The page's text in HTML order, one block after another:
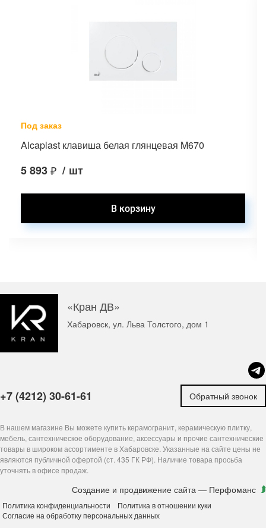
Под заказ
Alcaplast клавиша белая глянцевая M670
5 893₽ / шт
«Кран ДВ»
Хабаровск, ул. Льва Толстого, дом 1
+7 (4212) 30-61-61 Обратный звонок
В нашем магазине Вы можете купить керамогранит, керамическую плитку,
мебель, сантехническое оборудование, аксессуары и прочие сантехнические
товары в широком ассортименте в Хабаровске. Указанные на сайте цены не
являются публичной офертой (ст. 435 ГК РФ). Наличие товара просьба
уточнять в офисе продаж.
Создание и продвижение сайта — Перфоманс
Политика конфиденциальности
Политика в отношении куки
Согласие на обработку персональных данных